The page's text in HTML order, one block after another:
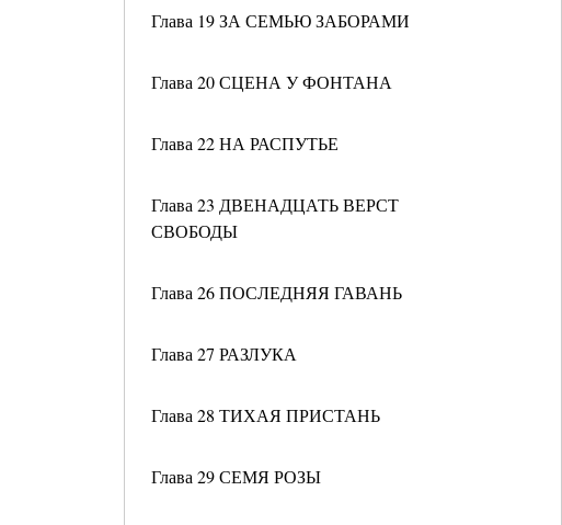
Глава 19 ЗА СЕМЬЮ ЗАБОРАМИ
Глава 20 СЦЕНА У ФОНТАНА
Глава 22 НА РАСПУТЬЕ
Глава 23 ДВЕНАДЦАТЬ ВЕРСТ
СВОБОДЫ
Глава 26 ПОСЛЕДНЯЯ ГАВАНЬ
Глава 27 РАЗЛУКА
Глава 28 ТИХАЯ ПРИСТАНЬ
Глава 29 СЕМЯ РОЗЫ